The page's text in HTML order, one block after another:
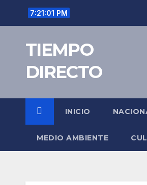
7:21:01 PM
TIEMPO
DIRECTO
INICIO
MEDIO AMBIENTE